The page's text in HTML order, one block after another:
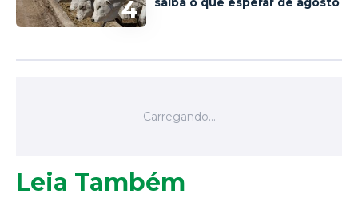
4
Leia Também